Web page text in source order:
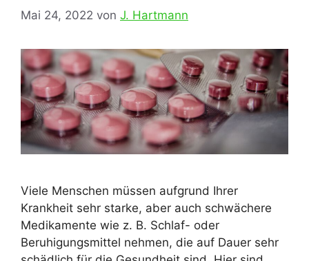
Mai 24, 2022 von J. Hartmann
Viele Menschen müssen aufgrund Ihrer
Krankheit sehr starke, aber auch schwächere
Medikamente wie z. B. Schlaf- oder
Beruhigungsmittel nehmen, die auf Dauer sehr